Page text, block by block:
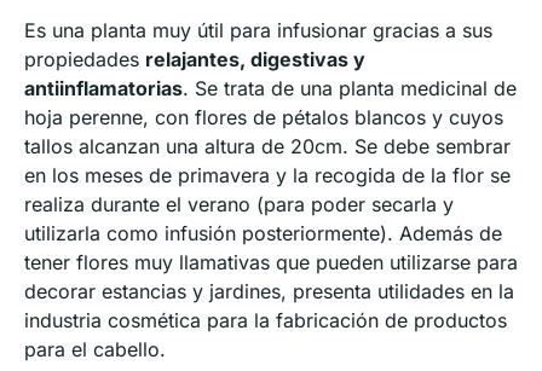
Es una planta muy útil para infusionar gracias a sus
propiedades relajantes, digestivas y
antiinflamatorias. Se trata de una planta medicinal de
hoja perenne, con flores de pétalos blancos y cuyos
tallos alcanzan una altura de 20cm. Se debe sembrar
en los meses de primavera y la recogida de la flor se
realiza durante el verano (para poder secarla y
utilizarla como infusión posteriormente). Además de
tener flores muy llamativas que pueden utilizarse para
decorar estancias y jardines, presenta utilidades en la
industria cosmética para la fabricación de productos
para el cabello.